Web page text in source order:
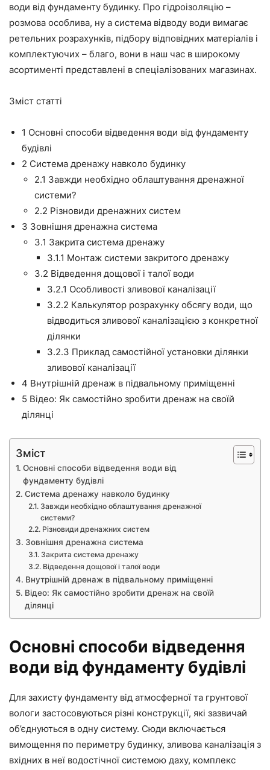
води від фундаменту будинку. Про гідроізоляцію –
розмова особлива, ну а система відводу води вимагає
ретельних розрахунків, підбору відповідних матеріалів і
комплектуючих – благо, вони в наш час в широкому
асортименті представлені в спеціалізованих магазинах.
Зміст статті
1 Основні способи відведення води від фундаменту
будівлі
2 Система дренажу навколо будинку
2.1 Завжди необхідно облаштування дренажної
системи?
2.2 Різновиди дренажних систем
3 Зовнішня дренажна система
3.1 Закрита система дренажу
3.1.1 Монтаж системи закритого дренажу
3.2 Відведення дощової і талої води
3.2.1 Особливості зливової каналізації
3.2.2 Калькулятор розрахунку обсягу води, що
відводиться зливової каналізацією з конкретної
ділянки
3.2.3 Приклад самостійної установки ділянки
зливової каналізації
4 Внутрішній дренаж в підвальному приміщенні
5 Відео: Як самостійно зробити дренаж на своїй
ділянці
Зміст
Основні способи відведення води від
фундаменту будівлі
Система дренажу навколо будинку
Завжди необхідно облаштування дренажної
системи?
Різновиди дренажних систем
Зовнішня дренажна система
Закрита система дренажу
Відведення дощової і талої води
Внутрішній дренаж в підвальному приміщенні
Відео: Як самостійно зробити дренаж на своїй
ділянці
Основні способи відведення
води від фундаменту будівлі
Для захисту фундаменту від атмосферної та грунтової
вологи застосовуються різні конструкції, які зазвичай
об’єднуються в одну систему. Сюди включається
вимощення по периметру будинку, зливова каналізація з
вхідних в неї водостічної системою даху, комплекс